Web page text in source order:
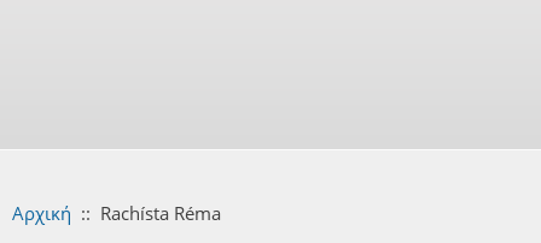
Αρχική :: Rachísta Réma